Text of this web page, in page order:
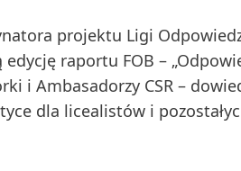
projektu Ligi
raportu FOB –
i Ambasadorzy CSR –
dla licealistów i